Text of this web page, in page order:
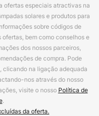
ofertas especiais atractivas na
solares e produtos para
sobre códigos de
bem como conselhos e
dos nossos parceiros,
de compra. Pode
na ligação adequada
nos através do nosso
visite o nosso Política de
.
da oferta.